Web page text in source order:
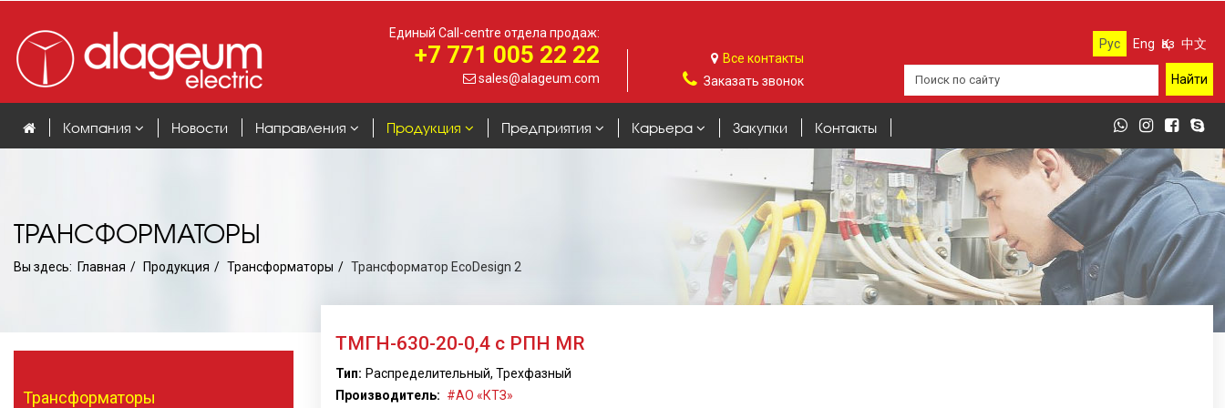
Единый Call-centre отдела продаж:
+7 771 005 22 22
sales@alageum.com
Все контакты
Заказать звонок
Рус Eng Қаз 中文
Компания Новости Направления Продукция Предприятия Карьера Закупки Контакты
ТРАНСФОРМАТОРЫ
Вы здесь: Главная Продукция Трансформаторы Трансформатор EcoDesign 2
Трансформаторы
ТМГН-630-20-0,4 с РПН MR
Тип: Распределительный, Трехфазный
Производитель:
АО «КТЗ»